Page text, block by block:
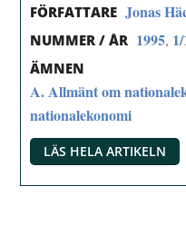
FÖRFATTARE Jonas
NUMMER / ÅR 1995,
ÄMNEN
A. Allmänt om
nationalekonomi
LÄS HELA ARTIKELN